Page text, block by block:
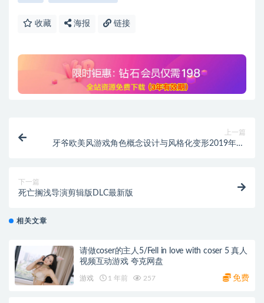
收藏 海报 链接
上一篇
牙爷欧美风游戏角色概念设计与风格化变形2019年11
下一篇
死亡搁浅导演剪辑版DLC最新版
相关文章
请做coser的主人5/Fell in love with coser 5 真人
视频互动游戏 夸克网盘
游戏 1 年前 257 免费